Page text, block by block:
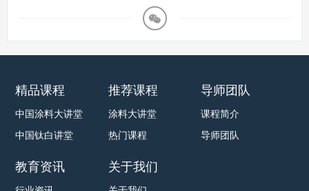
精品课程
中国涂料大讲堂
中国钛白讲堂
推荐课程
涂料大讲堂
热门课程
导师团队
课程简介
导师团队
教育资讯 关于我们